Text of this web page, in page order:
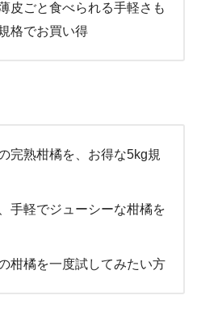
皮ごと食べられる手軽さも
格でお買い得
完熟柑橘を、お得な5kg規
手軽でジューシーな柑橘を
柑橘を一度試してみたい方